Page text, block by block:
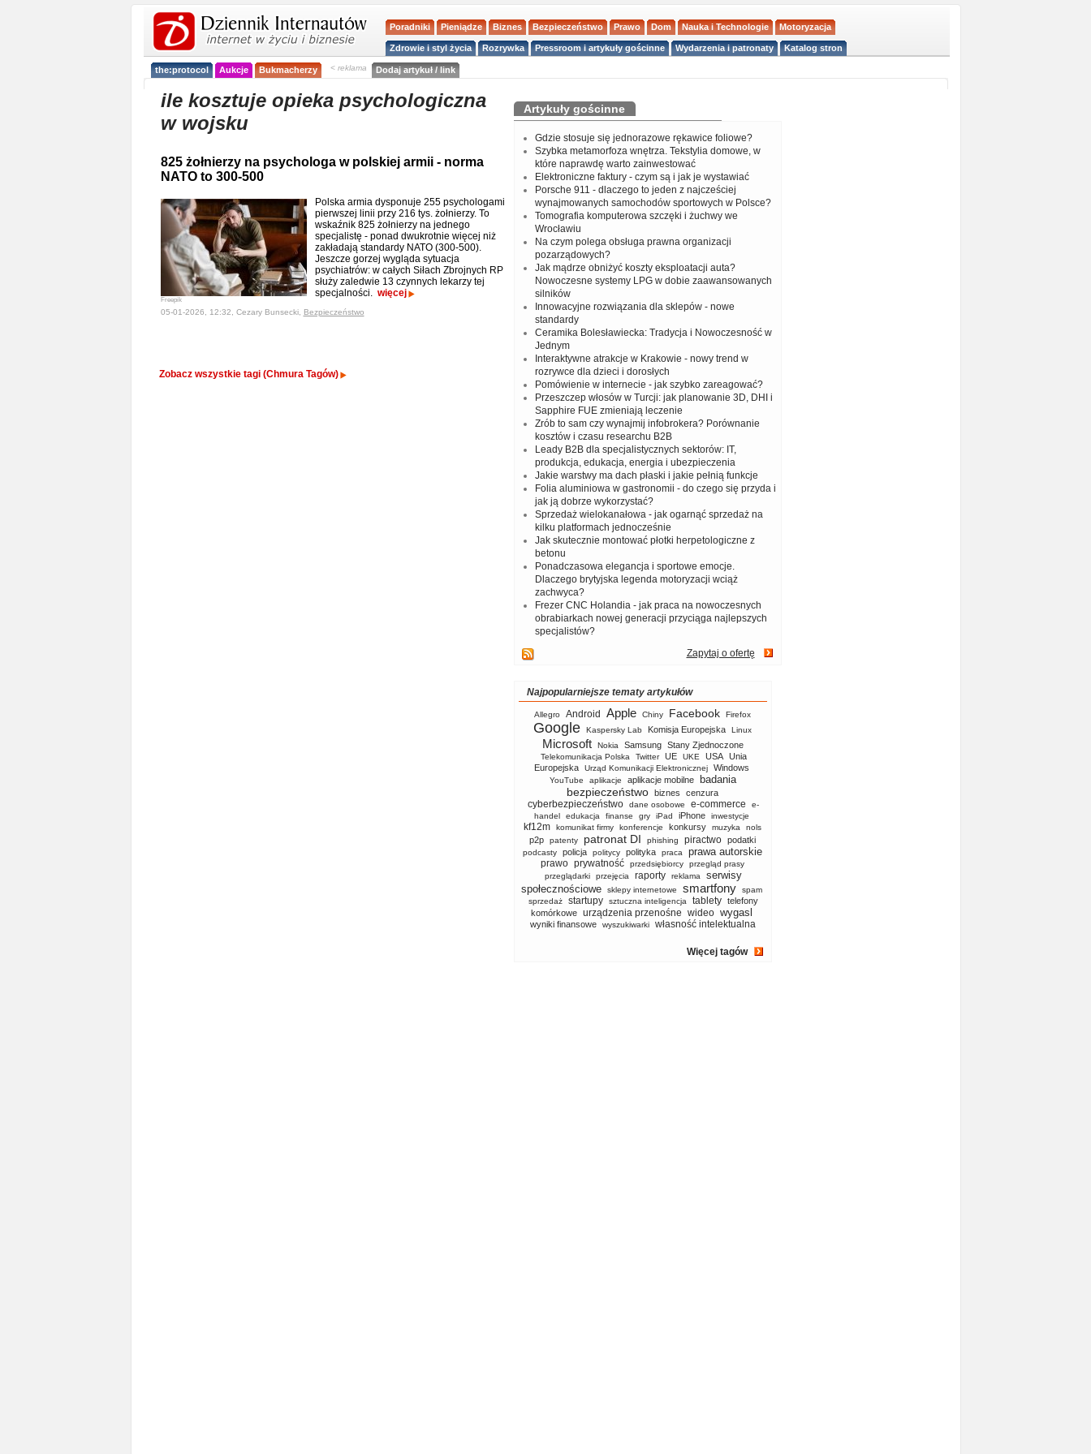
Poradniki Pieniądze Biznes Bezpieczeństwo Prawo Dom Nauka i Technologie Motoryzacja
Zdrowie i styl życia Rozrywka Pressroom i artykuły gościnne Wydarzenia i patronaty Katalog stron
the:protocol Aukcje Bukmacherzy < reklama Dodaj artykuł / link
ile kosztuje opieka psychologiczna
w wojsku
825 żołnierzy na psychologa w polskiej armii - norma
NATO to 300-500
Freepik
Polska armia dysponuje 255 psychologami
pierwszej linii przy 216 tys. żołnierzy. To
wskaźnik 825 żołnierzy na jednego
specjalistę - ponad dwukrotnie więcej niż
zakładają standardy NATO (300-500).
Jeszcze gorzej wygląda sytuacja
psychiatrów: w całych Siłach Zbrojnych RP
służy zaledwie 13 czynnych lekarzy tej
specjalności. więcej
05-01-2026, 12:32, Cezary Bunsecki, Bezpieczeństwo
Zobacz wszystkie tagi (Chmura Tagów)
Artykuły gościnne
Gdzie stosuje się jednorazowe rękawice foliowe?
Szybka metamorfoza wnętrza. Tekstylia domowe, w
które naprawdę warto zainwestować
Elektroniczne faktury - czym są i jak je wystawiać
Porsche 911 - dlaczego to jeden z najcześciej
wynajmowanych samochodów sportowych w Polsce?
Tomografia komputerowa szczęki i żuchwy we
Wrocławiu
Na czym polega obsługa prawna organizacji
pozarządowych?
Jak mądrze obniżyć koszty eksploatacji auta?
Nowoczesne systemy LPG w dobie zaawansowanych
silników
Innowacyjne rozwiązania dla sklepów - nowe
standardy
Ceramika Bolesławiecka: Tradycja i Nowoczesność w
Jednym
Interaktywne atrakcje w Krakowie - nowy trend w
rozrywce dla dzieci i dorosłych
Pomówienie w internecie - jak szybko zareagować?
Przeszczep włosów w Turcji: jak planowanie 3D, DHI i
Sapphire FUE zmieniają leczenie
Zrób to sam czy wynajmij infobrokera? Porównanie
kosztów i czasu researchu B2B
Leady B2B dla specjalistycznych sektorów: IT,
produkcja, edukacja, energia i ubezpieczenia
Jakie warstwy ma dach płaski i jakie pełnią funkcje
Folia aluminiowa w gastronomii - do czego się przyda i
jak ją dobrze wykorzystać?
Sprzedaż wielokanałowa - jak ogarnąć sprzedaż na
kilku platformach jednocześnie
Jak skutecznie montować płotki herpetologiczne z
betonu
Ponadczasowa elegancja i sportowe emocje.
Dlaczego brytyjska legenda motoryzacji wciąż
zachwyca?
Frezer CNC Holandia - jak praca na nowoczesnych
obrabiarkach nowej generacji przyciąga najlepszych
specjalistów?
Zapytaj o ofertę
Najpopularniejsze tematy artykułów
Allegro Android Apple Chiny Facebook Firefox
Google Kaspersky Lab Komisja Europejska Linux
Microsoft Nokia Samsung Stany Zjednoczone
Telekomunikacja Polska Twitter UE UKE USA
Unia
Europejska
Urząd Komunikacji Elektronicznej Windows
YouTube aplikacje aplikacje mobilne badania
bezpieczeństwo biznes cenzura
cyberbezpieczeństwo dane osobowe e-commerce
e-
handel
edukacja finanse gry iPad iPhone inwestycje
kf12m komunikat firmy konferencje konkursy muzyka nols
p2p patenty patronat DI phishing piractwo podatki
podcasty policja politycy polityka praca prawa autorskie
prawo prywatność przedsiębiorcy
przegląd prasy
przeglądarki
przejęcia raporty reklama
serwisy
społecznościowe
sklepy internetowe smartfony
spam
sprzedaż
startupy sztuczna inteligencja tablety telefony
komórkowe urządzenia przenośne wideo wygasl
wyniki finansowe wyszukiwarki własność intelektualna
Więcej tagów